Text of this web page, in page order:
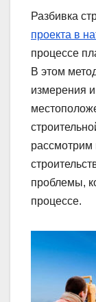
Разбивка
проекта в
процессе
В этом
измерения
рассмотрим
проблемы,
процессе.